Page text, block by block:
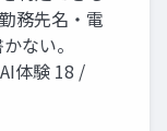
務先名・電
ない。
体験 18 /